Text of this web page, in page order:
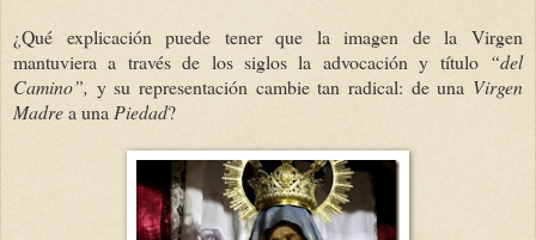
¿Qué explicación puede tener que la imagen de la Virgen
mantuviera a través de los siglos la advocación y título “del
Camino”, y su representación cambie tan radical: de una Virgen
Madrea una Piedad?